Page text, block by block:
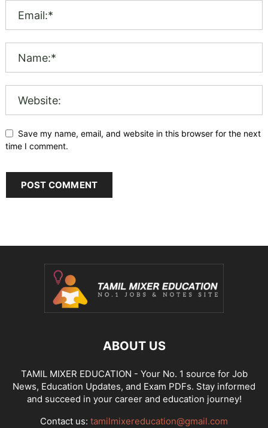
Save my name, email, and website in this browser for the next
time I comment.
ABOUT US
TAMIL MIXER EDUCATION - Your No. 1 source for Job
News, Education Updates, and Exam PDFs. Stay informed
and succeed in your career and education journey!
Contact us: tamilmixereducation@gmail.com